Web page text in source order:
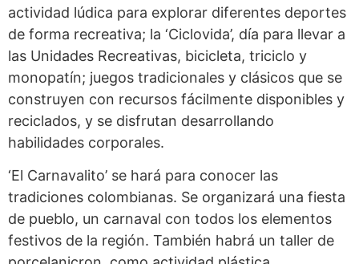
actividad lúdica para explorar diferentes deportes
de forma recreativa; la ‘Ciclovida’, día para llevar a
las Unidades Recreativas, bicicleta, triciclo y
monopatín; juegos tradicionales y clásicos que se
construyen con recursos fácilmente disponibles y
reciclados, y se disfrutan desarrollando
habilidades corporales.
‘El Carnavalito’ se hará para conocer las
tradiciones colombianas. Se organizará una fiesta
de pueblo, un carnaval con todos los elementos
festivos de la región. También habrá un taller de